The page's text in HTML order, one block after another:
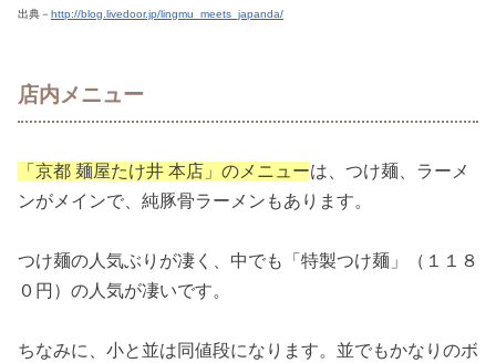
出典－ http://blog.livedoor.jp/lingmu_meets_japanda/
店内メニュー
「京都 麺屋たけ井 本店」のメニューは、つけ麺、ラーメ
ンがメインで、純豚骨ラーメンもあります。
つけ麺の人気ぶりが凄く、中でも「特製つけ麺」（１１８
０円）の人気が凄いです。
ちなみに、小と並は同値段になります。並でもかなりのボ